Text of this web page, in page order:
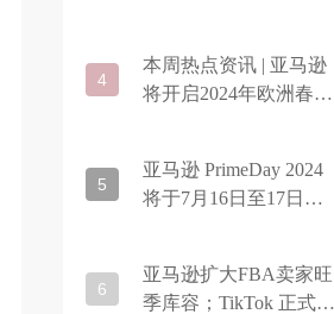
4
本周热点资讯 | 亚马逊
将开启2024年欧洲春
5
亚马逊 PrimeDay 2024
将于7月16日至17日举
6
亚马逊扩大FBA卖家旺
季库容；TikTok 正式启